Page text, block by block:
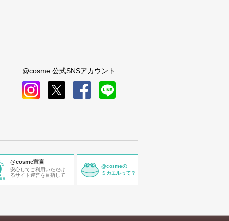
@cosme 公式SNSアカウント
@cosme宣言
安心してご利用いただけ
るサイト運営を目指して
@cosmeの
ミカエルって？